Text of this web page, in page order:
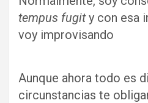
tempus fugity con esa
voy improvisando
Aunque ahora todo es
circunstancias te